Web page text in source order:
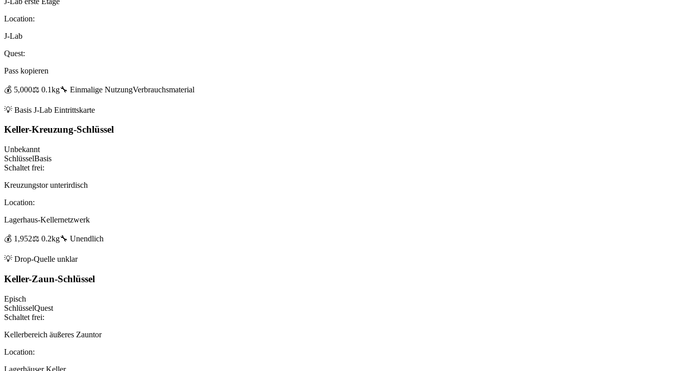
Location:
J-Lab
Quest:
Pass kopieren
💰 5,000⚖️ 0.1kg🔧 Einmalige NutzungVerbrauchsmaterial
💡 Basis J-Lab Eintrittskarte
Keller-Kreuzung-Schlüssel
Unbekannt
SchlüsselBasis
Schaltet frei:
Kreuzungstor unterirdisch
Location:
Lagerhaus-Kellernetzwerk
💰 1,952⚖️ 0.2kg🔧 Unendlich
💡 Drop-Quelle unklar
Keller-Zaun-Schlüssel
Episch
SchlüsselQuest
Schaltet frei:
Kellerbereich äußeres Zauntor
Location:
Lagerhäuser Keller